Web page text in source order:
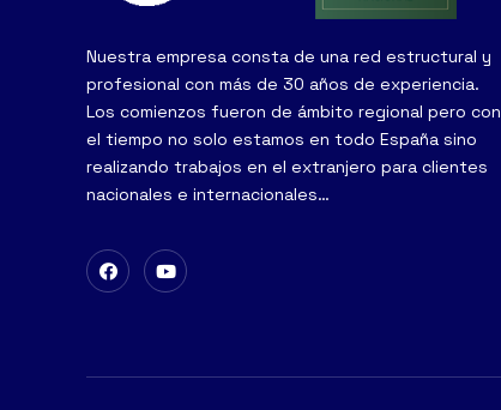
Nuestra empresa consta de una red estructural y
profesional con más de 30 años de experiencia.
Los comienzos fueron de ámbito regional pero con
el tiempo no solo estamos en todo España sino
realizando trabajos en el extranjero para clientes
nacionales e internacionales…